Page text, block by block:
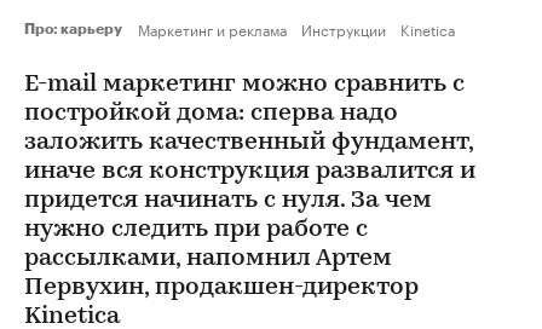
Про: карьеру Маркетинг и реклама Инструкции Kinetica
E-mail маркетинг можно сравнить с
постройкой дома: сперва надо
заложить качественный фундамент,
иначе вся конструкция развалится и
придется начинать с нуля. За чем
нужно следить при работе с
рассылками, напомнил Артем
Первухин, продакшен-директор
Kinetica